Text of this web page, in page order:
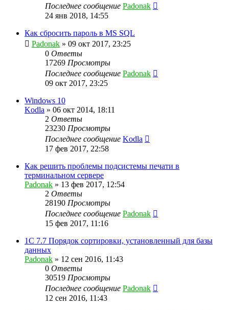
Последнее сообщение Padonak
24 янв 2018, 14:55
Как сбросить пароль в MS SQL
Padonak » 09 окт 2017, 23:25
0 Ответы
17269 Просмотры
Последнее сообщение Padonak
09 окт 2017, 23:25
Windows 10
Kodla » 06 окт 2014, 18:11
2 Ответы
23230 Просмотры
Последнее сообщение Kodla
17 фев 2017, 22:58
Как решить проблемы подсистемы печати в
терминальном сервере
Padonak » 13 фев 2017, 12:54
2 Ответы
28190 Просмотры
Последнее сообщение Padonak
15 фев 2017, 11:16
1С 7.7 Порядок сортировки, установленный для базы
данных
Padonak » 12 сен 2016, 11:43
0 Ответы
30519 Просмотры
Последнее сообщение Padonak
12 сен 2016, 11:43